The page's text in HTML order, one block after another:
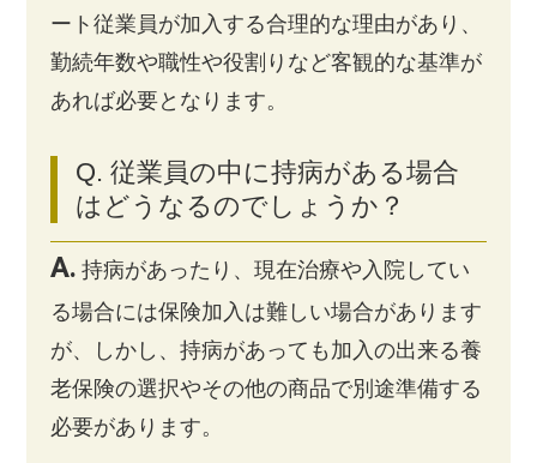
ート従業員が加入する合理的な理由があり、
勤続年数や職性や役割りなど客観的な基準が
あれば必要となります。
Q. 従業員の中に持病がある場合
はどうなるのでしょうか？
A. 持病があったり、現在治療や入院してい
る場合には保険加入は難しい場合があります
が、しかし、持病があっても加入の出来る養
老保険の選択やその他の商品で別途準備する
必要があります。